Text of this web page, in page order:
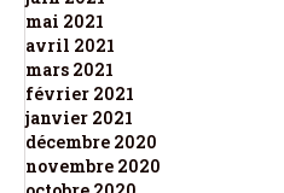
mai 2021
avril 2021
mars 2021
février 2021
janvier 2021
décembre 2020
novembre 2020